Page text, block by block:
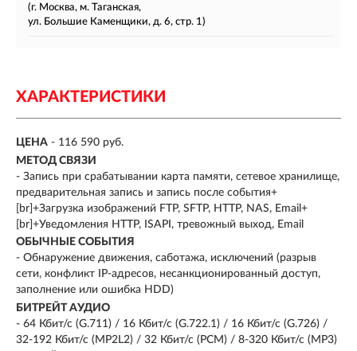
(г. Москва, м. Таганская,
ул. Большие Каменщики, д. 6, стр. 1)
ХАРАКТЕРИСТИКИ
ЦЕНА - 116 590 руб.
МЕТОД СВЯЗИ
- Запись при срабатывании карта памяти, сетевое хранилище,
предварительная запись и запись после события+
[br]+Загрузка изображений FTP, SFTP, HTTP, NAS, Email+
[br]+Уведомления HTTP, ISAPI, тревожный выход, Email
ОБЫЧНЫЕ СОБЫТИЯ
- Обнаружение движения, саботажа, исключений (разрыв
сети, конфликт IP-адресов, несанкционированный доступ,
заполнение или ошибка HDD)
БИТРЕЙТ АУДИО
- 64 Кбит/с (G.711) / 16 Кбит/с (G.722.1) / 16 Кбит/с (G.726) /
32-192 Кбит/с (MP2L2) / 32 Кбит/с (PCM) / 8-320 Кбит/с (MP3)